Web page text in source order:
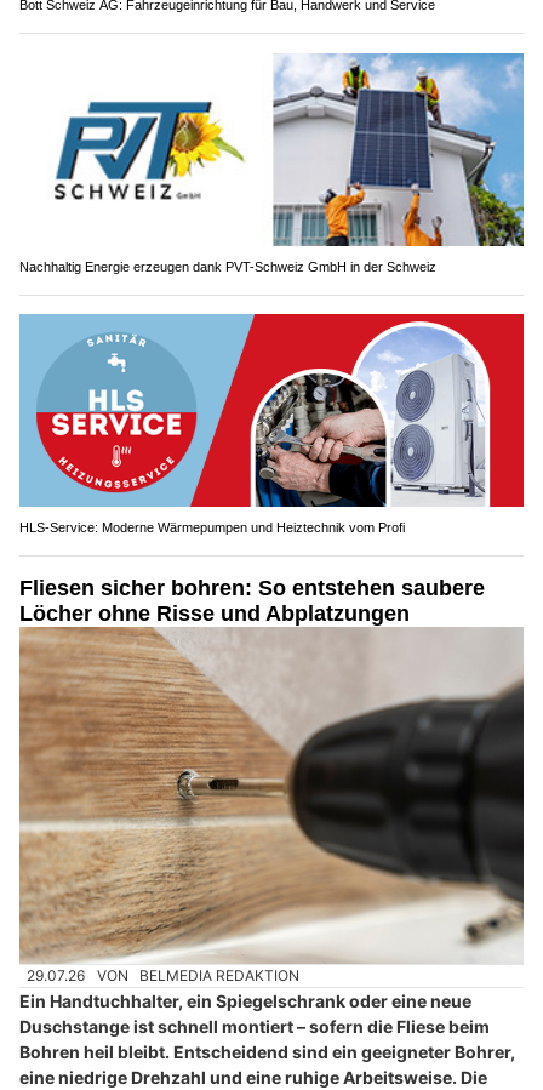
Bott Schweiz AG: Fahrzeugeinrichtung für Bau, Handwerk und Service
Nachhaltig Energie erzeugen dank PVT-Schweiz GmbH in der Schweiz
HLS-Service: Moderne Wärmepumpen und Heiztechnik vom Profi
Fliesen sicher bohren: So entstehen saubere
Löcher ohne Risse und Abplatzungen
29.07.26 VON BELMEDIA REDAKTION
Ein Handtuchhalter, ein Spiegelschrank oder eine neue
Duschstange ist schnell montiert – sofern die Fliese beim
Bohren heil bleibt. Entscheidend sind ein geeigneter Bohrer,
eine niedrige Drehzahl und eine ruhige Arbeitsweise. Die